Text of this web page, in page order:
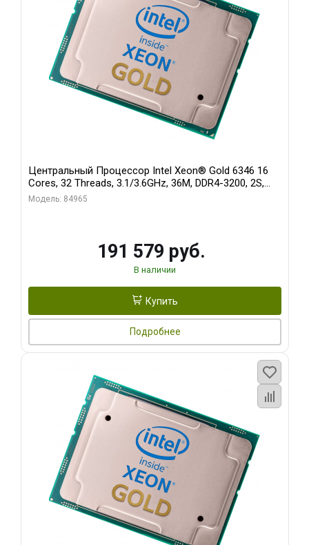
Центральный Процессор Intel Xeon® Gold 6346 16
Cores, 32 Threads, 3.1/3.6GHz, 36M, DDR4-3200, 2S,
205W
Модель: 84965
191 579 руб.
В наличии
Купить
Подробнее